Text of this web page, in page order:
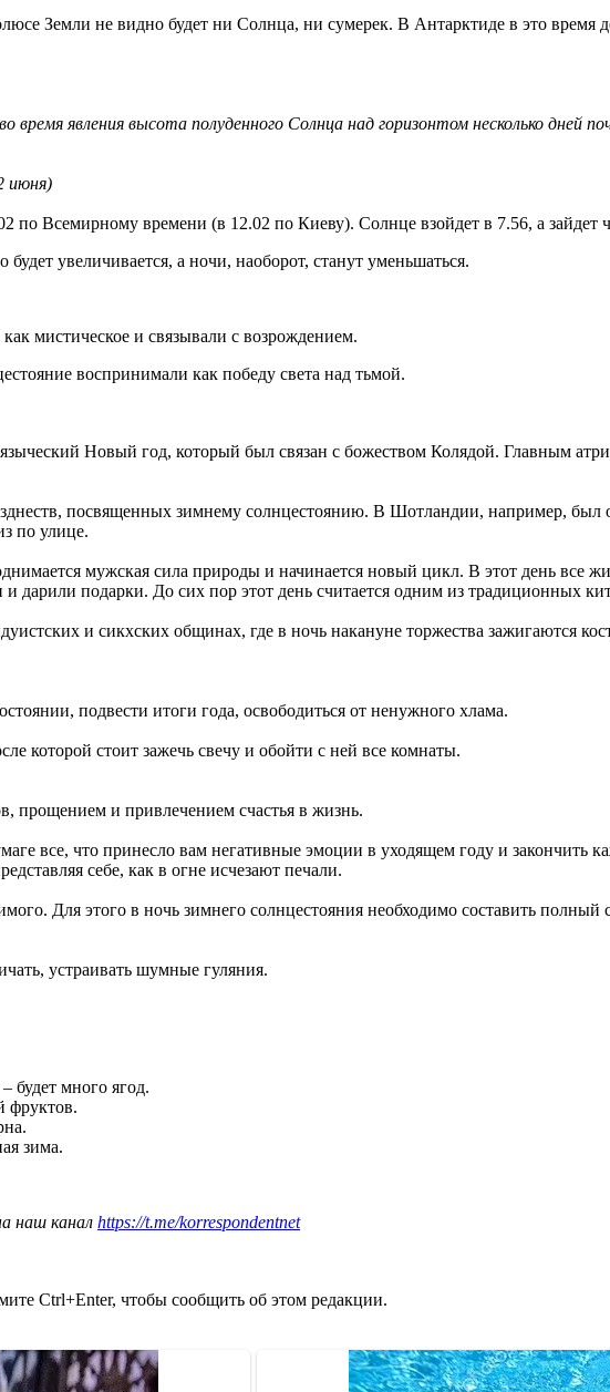
Земли не видно будет ни Солнца, ни сумерек. В Антарктиде в это время
явления высота полуденного Солнца над горизонтом несколько дней
июня)
по Всемирному времени (в 12.02 по Киеву). Солнце взойдет в 7.56, а зайдет
увеличивается, а ночи, наоборот, станут уменьшаться.
мистическое и связывали с возрождением.
воспринимали как победу света над тьмой.
Новый год, который был связан с божеством Колядой. Главным
посвященных зимнему солнцестоянию. В Шотландии, например, был
по улице.
мужская сила природы и начинается новый цикл. В этот день все
дарили подарки. До сих пор этот день считается одним из традиционных
и сикхских общинах, где в ночь накануне торжества зажигаются
подвести итоги года, освободиться от ненужного хлама.
которой стоит зажечь свечу и обойти с ней все комнаты.
прощением и привлечением счастья в жизнь.
все, что принесло вам негативные эмоции в уходящем году и
себе, как в огне исчезают печали.
Для этого в ночь зимнего солнцестояния необходимо составить полный
устраивать шумные гуляния.
будет много ягод.
фруктов.
зима.
наш канал https://t.me/korrespondentnet
Ctrl+Enter, чтобы сообщить об этом редакции.